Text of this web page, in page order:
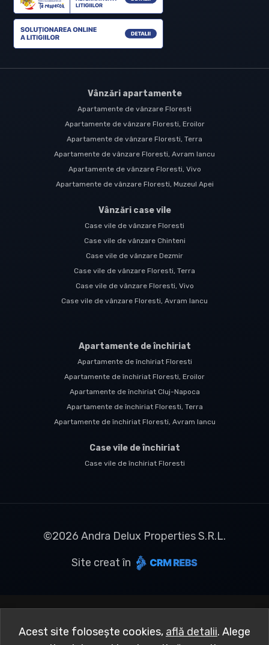
Vânzări apartamente
Apartamente de vânzare Floresti
Apartamente de vânzare Floresti, Eroilor
Apartamente de vânzare Floresti, Terra
Apartamente de vânzare Floresti, Avram Iancu
Apartamente de vânzare Floresti, Vivo
Apartamente de vânzare Floresti, Muzeul Apei
Vânzări case vile
Case vile de vânzare Floresti
Case vile de vânzare Chinteni
Case vile de vânzare Dezmir
Case vile de vânzare Floresti, Terra
Case vile de vânzare Floresti, Vivo
Case vile de vânzare Floresti, Avram Iancu
Apartamente de închiriat
Apartamente de închiriat Floresti
Apartamente de închiriat Floresti, Eroilor
Apartamente de închiriat Cluj-Napoca
Apartamente de închiriat Floresti, Terra
Apartamente de închiriat Floresti, Avram Iancu
Case vile de închiriat
Case vile de închiriat Floresti
©2026 Andra Delux Properties S.R.L.
Site creat în
Acest site folosește cookies, află detalii. Alege